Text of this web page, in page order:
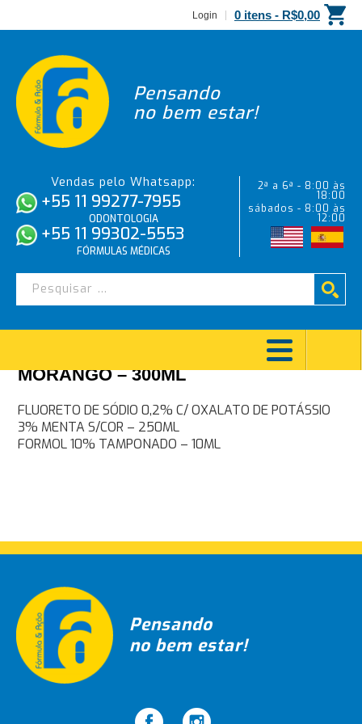
Login 0 itens - R$0,00
Pensando
no bem estar!
Vendas pelo Whatsapp:
+55 11 99277-7955
ODONTOLOGIA
+55 11 99302-5553
FÓRMULAS MÉDICAS
2ª a 6ª - 8:00 às
18:00
sábados - 8:00 às
12:00
MORANGO – 300ML
Navegação
de
FLUORETO DE SÓDIO 0,2% C/ OXALATO DE POTÁSSIO
3% MENTA S/COR – 250ML
FORMOL 10% TAMPONADO – 10ML
Pensando
no bem estar!